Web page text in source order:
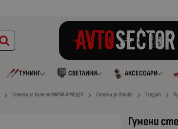
ТУНИНГ СВЕТЛИНИ АКСЕСОАРИ
Стелки за купе по МАРКА И МОДЕЛ Стелки за Omoda Frogum
Гумени